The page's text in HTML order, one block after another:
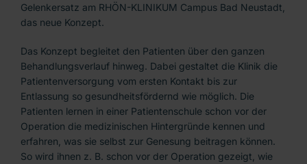
Gelenkersatz am RHÖN-KLINIKUM Campus Bad Neustadt,
das neue Konzept.
Das Konzept begleitet den Patienten über den ganzen
Behandlungsverlauf hinweg. Dabei gestaltet die Klinik die
Patientenversorgung vom ersten Kontakt bis zur
Entlassung so gesundheitsfördernd wie möglich. Die
Patienten lernen in einer Patientenschule schon vor der
Operation die medizinischen Hintergründe kennen und
erfahren, was sie selbst zur Genesung beitragen können.
So wird ihnen z. B. schon vor der Operation gezeigt, wie